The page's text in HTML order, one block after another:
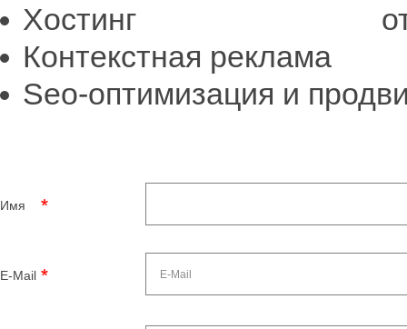
Хостинг от 1
Контекстная реклама
Seo-оптимизация и
Имя
E-Mail